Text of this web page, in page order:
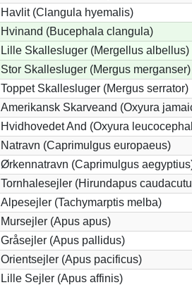
Havlit (Clangula hyemalis)
Hvinand (Bucephala clangula)
Lille Skallesluger (Mergellus albellus)
Stor Skallesluger (Mergus merganser)
Toppet Skallesluger (Mergus serrator)
Amerikansk Skarveand (Oxyura
Hvidhovedet And (Oxyura
Natravn (Caprimulgus europaeus)
Ørkennatravn (Caprimulgus
Tornhalesejler (Hirundapus
Alpesejler (Tachymarptis melba)
Mursejler (Apus apus)
Gråsejler (Apus pallidus)
Orientsejler (Apus pacificus)
Lille Sejler (Apus affinis)